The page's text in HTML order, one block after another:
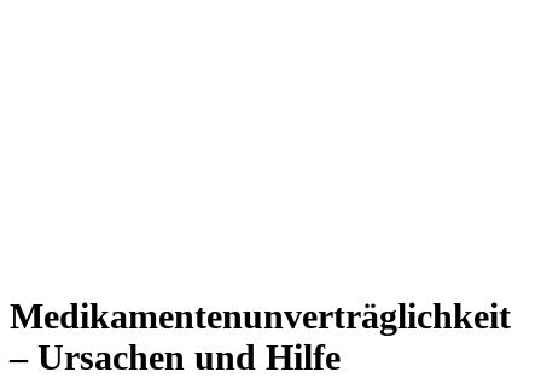
Medikamentenunverträglichkeit
– Ursachen und Hilfe